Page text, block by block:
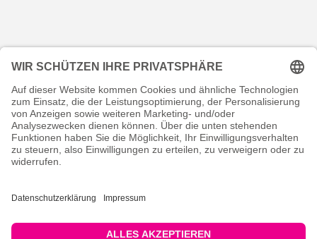
KONTAKT
RECHTLICHES
INFORMATIVES